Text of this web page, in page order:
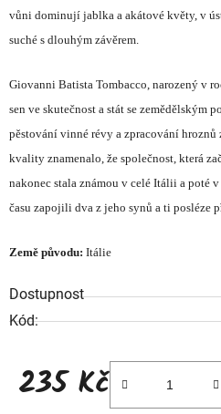
vůni dominují jablka a akátové květy, v
suché s dlouhým závěrem.
Giovanni Batista Tombacco, narozený v
sen ve skutečnost a stát se zemědělským
pěstování vinné révy a zpracování hroznů
kvality znamenalo, že společnost, která
nakonec stala známou v celé Itálii a poté
času zapojili dva z jeho synů a ti posléze
Země původu: Itálie
Dostupnost
Kód:
235 Kč